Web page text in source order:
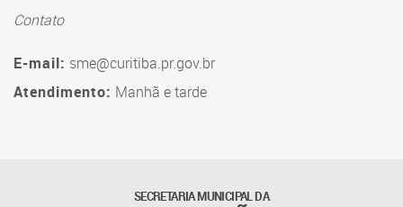
a Educação Especial - SITES
Tecnologia
Contato
E-mail: sme@curitiba.pr.gov.br
Atendimento: Manhã e tarde
SECRETARIA MUNICIPAL DA